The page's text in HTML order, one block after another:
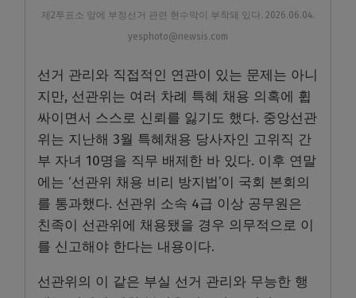
제2투표소 앞에 부정선거 관련 현수막이 부착돼 있다. 2026.06.04.
yesphoto@newsis.com
선거 관리와 직접적인 연관이 있는 문제는 아니
지만, 선관위는 여러 차례 특혜 채용 의혹에 휩
싸이면서 스스로 신뢰를 잃기도 했다. 중앙선관
위는 지난해 3월 특혜채용 당사자인 고위직 간
부 자녀 10명을 직무 배제한 바 있다. 이후 연말
에는 ‘선관위 채용 비리 방지법’이 국회 본회의
를 통과했다. 선관위 소속 4급 이상 공무원은
친족이 선관위에 채용됐을 경우 의무적으로 이
를 신고해야 한다는 내용이다.
선관위의 이 같은 부실 선거 관리와 무능한 행